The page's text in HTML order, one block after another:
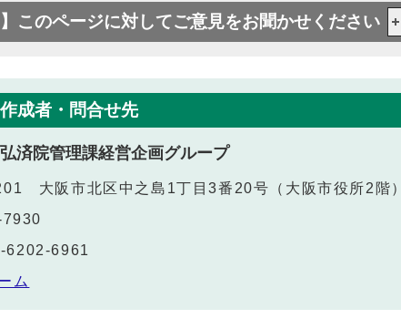
】このページに対してご意見をお聞かせください
成者・問合せ先
済院管理課経営企画グループ
大阪市北区中之島1丁目3番20号（大阪市役所2階）
6202-6961
ム